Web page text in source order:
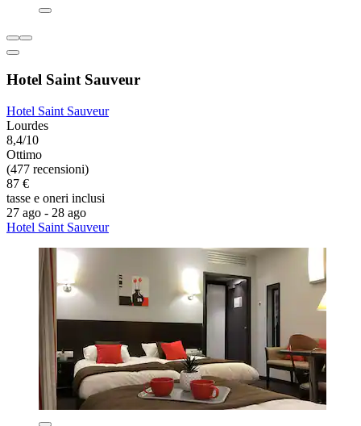
Hotel Saint Sauveur
Hotel Saint Sauveur
Lourdes
8,4/10
Ottimo
(477 recensioni)
87 €
tasse e oneri inclusi
27 ago - 28 ago
Hotel Saint Sauveur